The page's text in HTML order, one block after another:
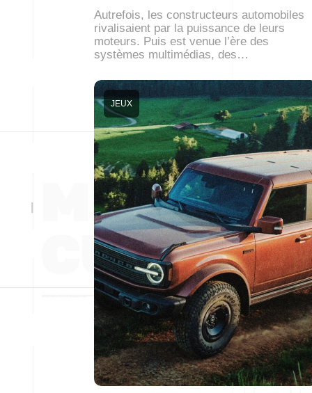
Autrefois, les constructeurs automobiles
rivalisaient par la puissance de leurs
moteurs. Puis est venue l’ère des
systèmes multimédias, des…
JEUX